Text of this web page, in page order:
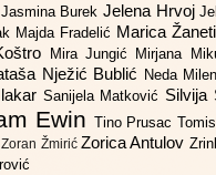
Jasmina BurekJelena Hrvoj
Majda Fradelić Marica
Mira Jungić Mirjana
Nježić Bublić Neda
Sanijela Matković Silvija
Ewin Tino Prusac
Zoran ŽmirićZorica Antulov